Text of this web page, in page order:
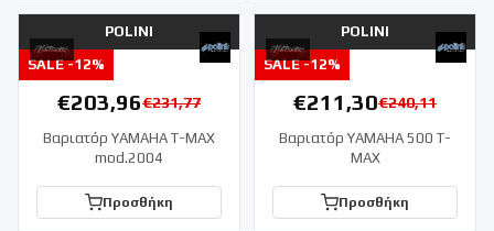
POLINI
SALE -12%
€203,96€231,77
Βαριατόρ YAMAHA T-MAX
mod.2004
Προσθήκη
POLINI
SALE -12%
€211,30€240,11
Βαριατόρ YAMAHA 500 T-
MAX
Προσθήκη